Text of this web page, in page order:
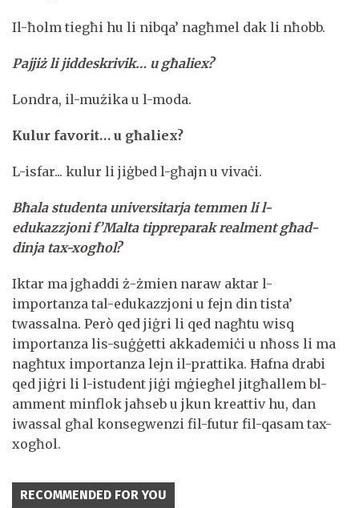
Il-ħolm tiegħi hu li nibqa’ nagħmel dak li nħobb.
Pajjiż li jiddeskrivik… u għaliex?
Londra, il-mużika u l-moda.
Kulur favorit… u għaliex?
L-isfar... kulur li jiġbed l-għajn u vivaċi.
Bħala studenta universitarja temmen li l-
edukazzjoni f’Malta tippreparak realment għad-
dinja tax-xogħol?
Iktar ma jgħaddi ż-żmien naraw aktar l-
importanza tal-edukazzjoni u fejn din tista’
twassalna. Però qed jiġri li qed nagħtu wisq
importanza lis-suġġetti akkademiċi u nħoss li ma
nagħtux importanza lejn il-prattika. Ħafna drabi
qed jiġri li l-istudent jiġi mġiegħel jitgħallem bl-
amment minflok jaħseb u jkun kreattiv hu, dan
iwassal għal konsegwenzi fil-futur fil-qasam tax-
xogħol.
RECOMMENDED FOR YOU